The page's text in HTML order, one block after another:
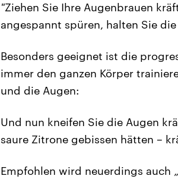
"Ziehen Sie Ihre Augenbrauen
angespannt spüren, halten Sie
Besonders geeignet ist die
immer den ganzen Körper
und die Augen:
Und nun kneifen Sie die Augen
saure Zitrone gebissen hätten –
Empfohlen wird neuerdings auch